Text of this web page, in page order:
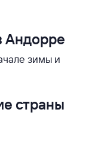
Андорре
зимы и
страны